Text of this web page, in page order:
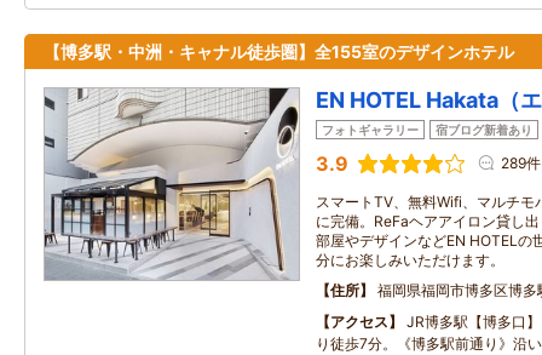
【博多駅・中洲・キャナル徒歩圏】全155室のデザインホテル
EN HOTEL Hakata（
フォトギャラリー 宿ブログ新着あり
3.9 289件
スマートTV、無料Wifi、マルチモ
に完備。ReFaヘアアイロン貸し
部屋やデザインなどEN HOTELの
分にお楽しみいただけます。
住所
福岡県福岡市博多区博
アクセス
JR博多駅【博多口
り徒歩7分。《博多駅前通り》沿